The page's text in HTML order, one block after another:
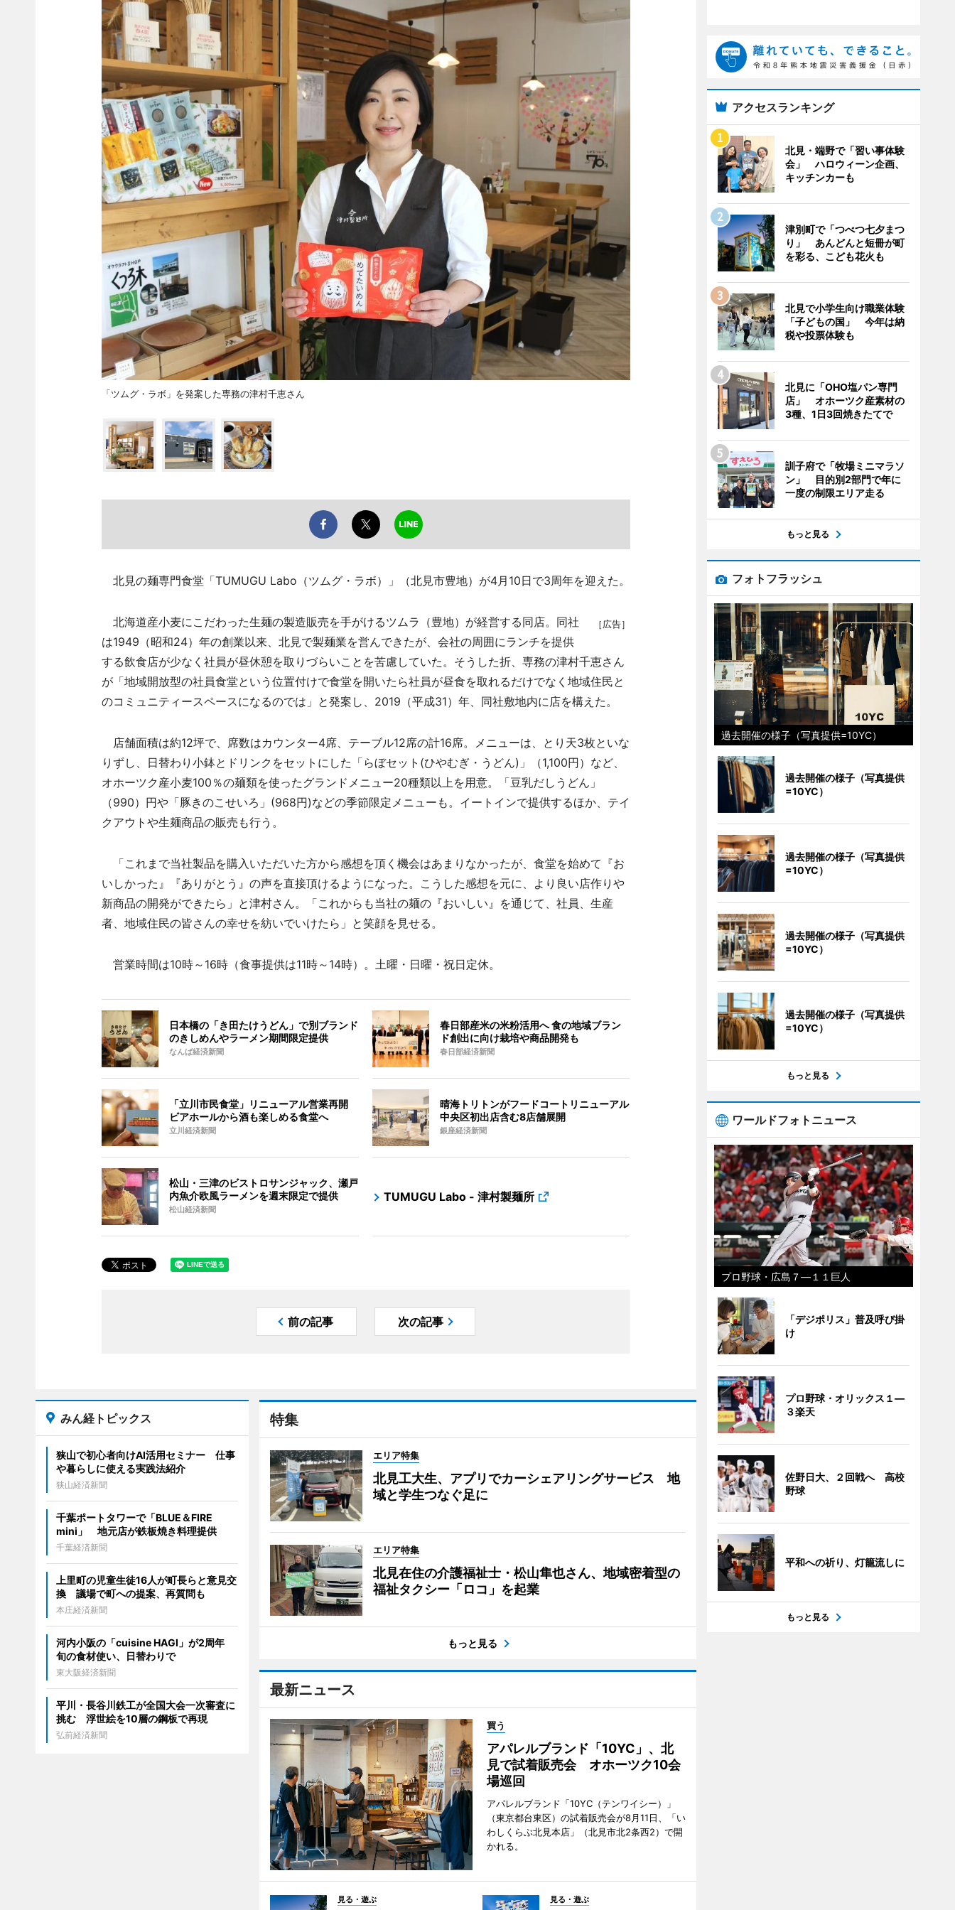
「ツムグ・ラボ」を発案した専務の津村千恵さん
北見の麺専門食堂「TUMUGU Labo（ツムグ・ラボ）」（北見市豊地）が4月10日で3周年を迎えた。
［広告］
北海道産小麦にこだわった生麺の製造販売を手がけるツムラ（豊地）が経営する同店。同社
は1949（昭和24）年の創業以来、北見で製麺業を営んできたが、会社の周囲にランチを提供
する飲食店が少なく社員が昼休憩を取りづらいことを苦慮していた。そうした折、専務の津村千恵さん
が「地域開放型の社員食堂という位置付けで食堂を開いたら社員が昼食を取れるだけでなく地域住民と
のコミュニティースペースになるのでは」と発案し、2019（平成31）年、同社敷地内に店を構えた。
店舗面積は約12坪で、席数はカウンター4席、テーブル12席の計16席。メニューは、とり天3枚といな
りずし、日替わり小鉢とドリンクをセットにした「らぼセット(ひやむぎ・うどん)」（1,100円）など、
オホーツク産小麦100％の麺類を使ったグランドメニュー20種類以上を用意。「豆乳だしうどん」
（990）円や「豚きのこせいろ」(968円)などの季節限定メニューも。イートインで提供するほか、テイ
クアウトや生麺商品の販売も行う。
「これまで当社製品を購入いただいた方から感想を頂く機会はあまりなかったが、食堂を始めて『お
いしかった』『ありがとう』の声を直接頂けるようになった。こうした感想を元に、より良い店作りや
新商品の開発ができたら」と津村さん。「これからも当社の麺の『おいしい』を通じて、社員、生産
者、地域住民の皆さんの幸せを紡いでいけたら」と笑顔を見せる。
営業時間は10時～16時（食事提供は11時～14時）。土曜・日曜・祝日定休。
日本橋の「き田たけうどん」で別ブランド
のきしめんやラーメン期間限定提供
なんば経済新聞
春日部産米の米粉活用へ 食の地域ブラン
ド創出に向け栽培や商品開発も
春日部経済新聞
「立川市民食堂」リニューアル営業再開
ビアホールから酒も楽しめる食堂へ
立川経済新聞
晴海トリトンがフードコートリニューアル
中央区初出店含む8店舗展開
銀座経済新聞
松山・三津のビストロサンジャック、瀬戸
内魚介欧風ラーメンを週末限定で提供
松山経済新聞
TUMUGU Labo - 津村製麺所
前の記事 次の記事
特集
エリア特集
北見工大生、アプリでカーシェアリングサービス 地
域と学生つなぐ足に
エリア特集
北見在住の介護福祉士・松山隼也さん、地域密着型の
福祉タクシー「ロコ」を起業
もっと見る
最新ニュース
買う
アパレルブランド「10YC」、北
見で試着販売会 オホーツク10会
場巡回
アパレルブランド「10YC（テンワイシー）」
（東京都台東区）の試着販売会が8月11日、「い
わしくらぶ北見本店」（北見市北2条西2）で開
かれる。
見る・遊ぶ 見る・遊ぶ
みん経トピックス
狭山で初心者向けAI活用セミナー 仕事
や暮らしに使える実践法紹介
狭山経済新聞
千葉ポートタワーで「BLUE＆FIRE
mini」 地元店が鉄板焼き料理提供
千葉経済新聞
上里町の児童生徒16人が町長らと意見交
換 議場で町への提案、再質問も
本庄経済新聞
河内小阪の「cuisine HAGI」が2周年
旬の食材使い、日替わりで
東大阪経済新聞
平川・長谷川鉄工が全国大会一次審査に
挑む 浮世絵を10層の鋼板で再現
弘前経済新聞
アクセスランキング
北見・端野で「習い事体験
会」 ハロウィーン企画、
キッチンカーも
津別町で「つべつ七夕まつ
り」 あんどんと短冊が町
を彩る、こども花火も
北見で小学生向け職業体験
「子どもの国」 今年は納
税や投票体験も
北見に「OHO塩パン専門
店」 オホーツク産素材の
3種、1日3回焼きたてで
訓子府で「牧場ミニマラソ
ン」 目的別2部門で年に
一度の制限エリア走る
もっと見る
フォトフラッシュ
過去開催の様子（写真提供=10YC）
過去開催の様子（写真提供
=10YC）
過去開催の様子（写真提供
=10YC）
過去開催の様子（写真提供
=10YC）
過去開催の様子（写真提供
=10YC）
もっと見る
ワールドフォトニュース
プロ野球・広島７―１１巨人
「デジポリス」普及呼び掛
け
プロ野球・オリックス１―
３楽天
佐野日大、２回戦へ 高校
野球
平和への祈り、灯籠流しに
もっと見る